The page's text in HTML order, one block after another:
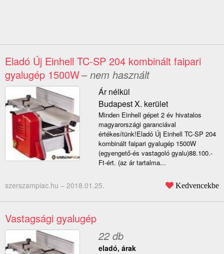
Eladó Új Einhell TC-SP 204 kombinált faipari
gyalugép 1500W– nem használt
Ár nélkül
Budapest X. kerület
Minden Einhell gépet 2 év hivatalos
magyarországi garanciával
értékesítünk!Eladó Új Einhell TC-SP 204
kombinált faipari gyalugép 1500W
(egyengető-és vastagoló gyalu)88.100.-
Ft-ért. (az ár tartalma...
szerszampiac.hu – 2018.01.25. Kedvencekbe
Vastagsági gyalugép
22 db
eladó, árak